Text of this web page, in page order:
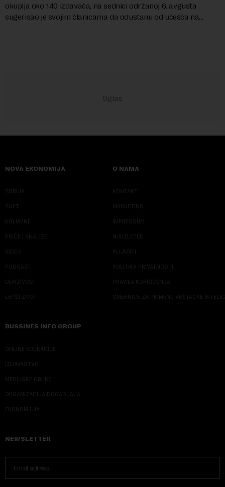
okuplja oko 140 izdavača, na sednici održanoj 6. avgusta
sugerisao je svojim članicama da odustanu od učešća na
NOVA EKONOMIJA
SRBIJA
SVET
KOLUMNE
PRIČE I ANALIZE
VIDEO
PODCAST
ODRŽIVOST
LEPŠI ŽIVOT
O NAMA
KONTAKT
MARKETING
IMPRESSUM
NJUZLETER
KLIJENTI
POLITIKA PRIVATNOSTI
PRAVILA KORIŠĆENJA
SMERNICE ZA PRIMENU VEŠTAČKE
BUSSINES INFO GROUP
ONLINE EDUKACIJE
IZDAVAŠTVO
MEDIJSKE OBUKE
ORGANIZACIJA DOGADJAJA
EKONOM I JA
NEWSLETTER